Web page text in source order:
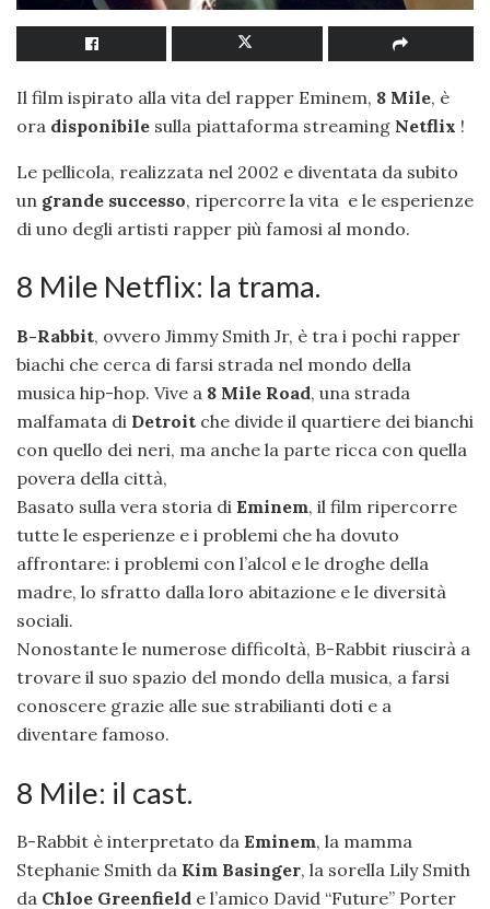
Il film ispirato alla vita del rapper Eminem, 8 Mile, è
ora disponibile sulla piattaforma streaming Netflix !
Le pellicola, realizzata nel 2002 e diventata da subito
un grande successo, ripercorre la vita e le esperienze
di uno degli artisti rapper più famosi al mondo.
8 Mile Netflix: la trama.
B-Rabbit, ovvero Jimmy Smith Jr, è tra i pochi rapper
biachi che cerca di farsi strada nel mondo della
musica hip-hop. Vive a 8 Mile Road, una strada
malfamata di Detroit che divide il quartiere dei bianchi
con quello dei neri, ma anche la parte ricca con quella
povera della città,
Basato sulla vera storia di Eminem, il film ripercorre
tutte le esperienze e i problemi che ha dovuto
affrontare: i problemi con l’alcol e le droghe della
madre, lo sfratto dalla loro abitazione e le diversità
sociali.
Nonostante le numerose difficoltà, B-Rabbit riuscirà a
trovare il suo spazio del mondo della musica, a farsi
conoscere grazie alle sue strabilianti doti e a
diventare famoso.
8 Mile: il cast.
B-Rabbit è interpretato da Eminem, la mamma
Stephanie Smith da Kim Basinger, la sorella Lily Smith
da Chloe Greenfield e l’amico David “Future” Porter